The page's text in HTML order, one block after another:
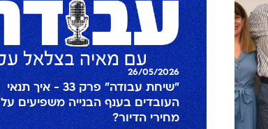
26/05/2026
"שיחת עבודה" פרק 33 - איך תנאי
העובדים בענף הבנייה משפיעים על
מחירי הדיור?